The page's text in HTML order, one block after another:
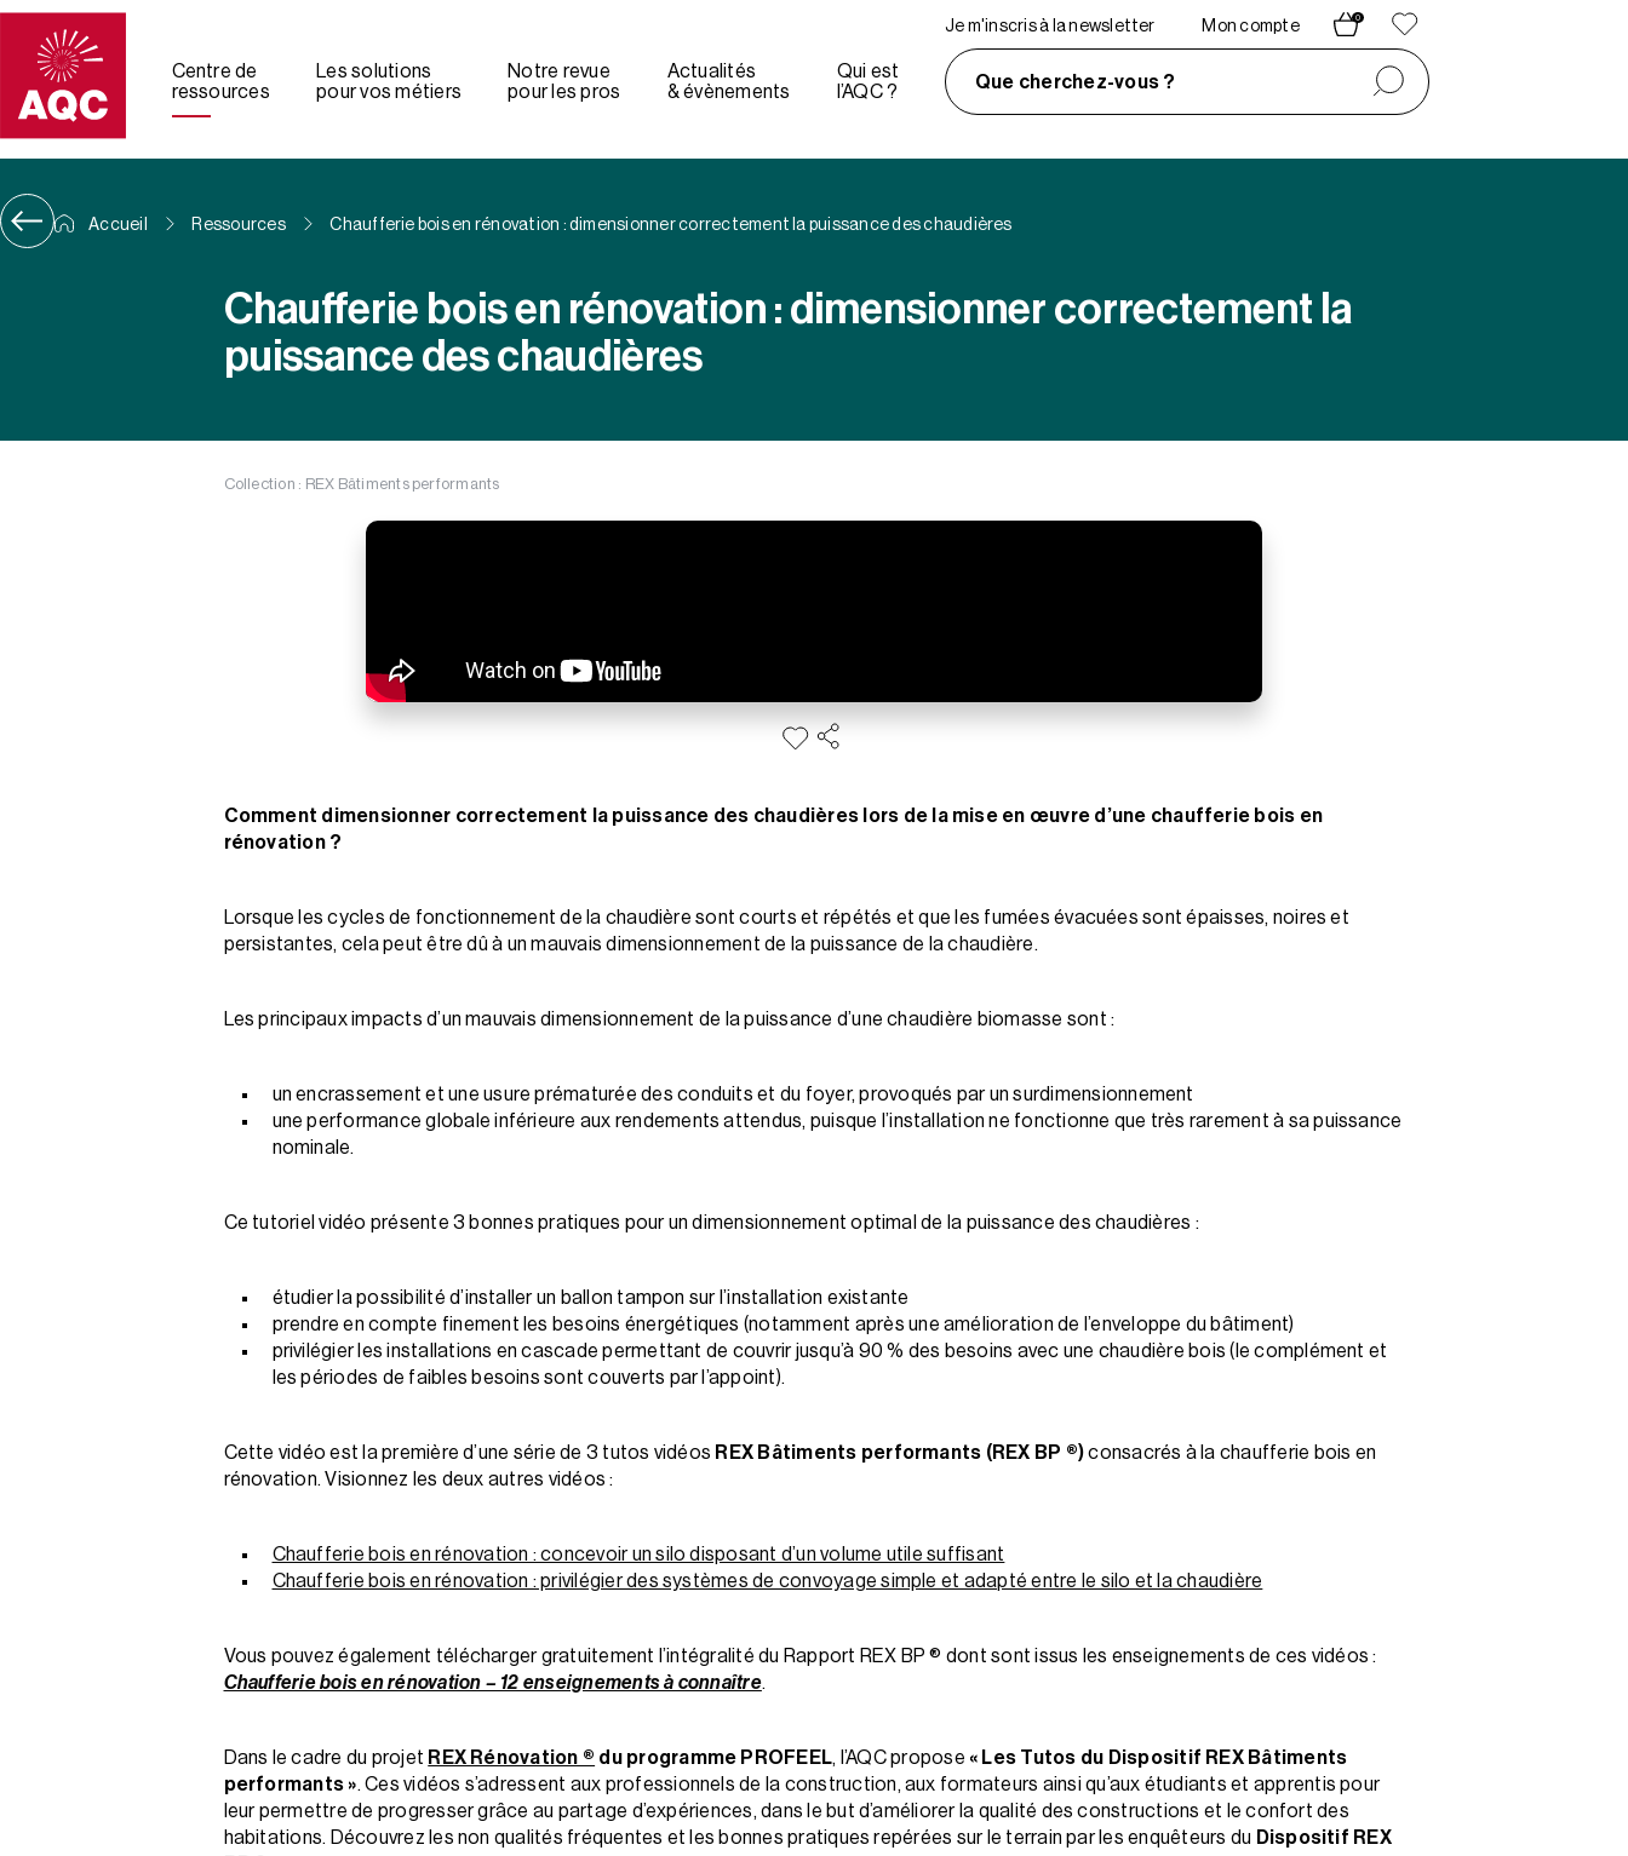
Panneau de gestion des cookies
Centre de
ressources
Les solutions
pour vos métiers
Notre revue
pour les pros
Actualités
& évènements
Qui est
l’AQC ?
Je m'inscris à la newsletter Mon compte
0
Que cherchez-vous ?
Accueil Ressources Chaufferie bois en rénovation : dimensionner correctement la puissance des chaudières
Chaufferie bois en rénovation : dimensionner correctement la
puissance des chaudières
Collection : REX Bâtiments performants
Comment dimensionner correctement la puissance des chaudières lors de la mise en œuvre d’une chaufferie bois en
rénovation ?
Lorsque les cycles de fonctionnement de la chaudière sont courts et répétés et que les fumées évacuées sont épaisses, noires et
persistantes, cela peut être dû à un mauvais dimensionnement de la puissance de la chaudière.
Les principaux impacts d’un mauvais dimensionnement de la puissance d’une chaudière biomasse sont :
un encrassement et une usure prématurée des conduits et du foyer, provoqués par un surdimensionnement
une performance globale inférieure aux rendements attendus, puisque l’installation ne fonctionne que très rarement à sa puissance
nominale.
Ce tutoriel vidéo présente 3 bonnes pratiques pour un dimensionnement optimal de la puissance des chaudières :
étudier la possibilité d’installer un ballon tampon sur l’installation existante
prendre en compte finement les besoins énergétiques (notamment après une amélioration de l’enveloppe du bâtiment)
privilégier les installations en cascade permettant de couvrir jusqu’à 90 % des besoins avec une chaudière bois (le complément et
les périodes de faibles besoins sont couverts par l’appoint).
Cette vidéo est la première d’une série de 3 tutos vidéos REX Bâtiments performants (REX BP ®)consacrés à la chaufferie bois en
rénovation. Visionnez les deux autres vidéos :
Chaufferie bois en rénovation : concevoir un silo disposant d’un volume utile suffisant
Chaufferie bois en rénovation : privilégier des systèmes de convoyage simple et adapté entre le silo et la chaudière
Vous pouvez également télécharger gratuitement l’intégralité du Rapport REX BP ® dont sont issus les enseignements de ces vidéos :
Chaufferie bois en rénovation – 12 enseignements à connaître.
Dans le cadre du projet REX Rénovation ® du programme PROFEEL, l’AQC propose « Les Tutos du Dispositif REX Bâtiments
performants ». Ces vidéos s’adressent aux professionnels de la construction, aux formateurs ainsi qu’aux étudiants et apprentis pour
leur permettre de progresser grâce au partage d’expériences, dans le but d’améliorer la qualité des constructions et le confort des
habitations. Découvrez les non qualités fréquentes et les bonnes pratiques repérées sur le terrain par les enquêteurs du Dispositif REX